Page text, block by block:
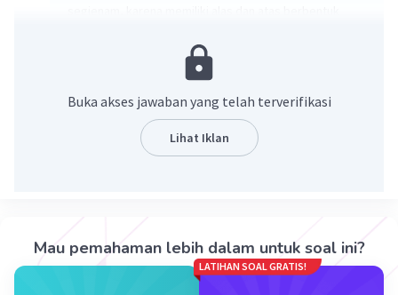
Buka akses jawaban yang telah terverifikasi
Lihat Iklan
Mau pemahaman lebih dalam untuk soal ini?
LATIHAN SOAL GRATIS!